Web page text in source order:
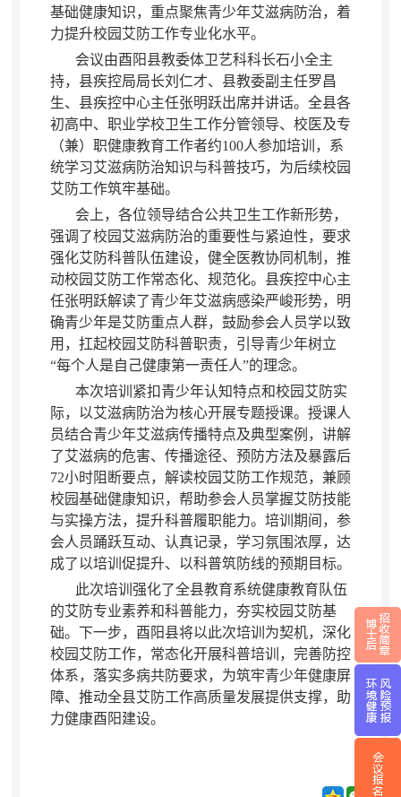
基础健康知识， 重点聚焦青少年艾滋病防治，着
力提升校园艾防工作专业化水平。
会议由酉阳县教委体卫艺科科长石小全主
持， 县疾控局局长刘仁才、县教委副主任罗昌
生、县疾控中心主任张明跃出席并讲话。全县各
初高中、职业学校卫生工作分管领导、校医及专
（兼）职健康教育工作者约100人参加培训 ， 系
统学习艾滋病防治知识与科普技巧，为后续校园
艾防工作筑牢基础。
会上 ， 各位领导结合公共卫生工作新形势，
强调了校园艾滋病防治的重要性与紧迫性， 要求
强化艾防科普队伍建设，健全医教协同机制 ， 推
动校园艾防工作常态化、规范化。县疾控中心主
任张明跃解读了青少年艾滋病感染严峻形势， 明
确青少年是艾防重点人群，鼓励参会人员学以致
用 ， 扛起校园艾防科普职责，引导青少年树立
“每个人是自己健康第一责任人”的理念。
本次培训紧扣青少年认知特点和校园艾防实
际， 以艾滋病防治为核心开展专题授课。授课人
员结合青少年艾滋病传播特点及典型案例 ， 讲解
了艾滋病的危害、传播途径、预防方法及暴露后
72小时阻断要点，解读校园艾防工作规范， 兼顾
校园基础健康知识，帮助参会人员掌握艾防技能
与实操方法， 提升科普履职能力。培训期间 ， 参
会人员踊跃互动、认真记录，学习氛围浓厚， 达
成了以培训促提升、以科普筑防线的预期目标。
此次培训强化了全县教育系统健康教育队伍
的艾防专业素养和科普能力， 夯实校园艾防基
础。下一步， 酉阳县将以此次培训为契机，深化
校园艾防工作， 常态化开展科普培训，完善防控
体系， 落实多病共防要求，为筑牢青少年健康屏
障、推动全县艾防工作高质量发展提供支撑， 助
力健康酉阳建设。